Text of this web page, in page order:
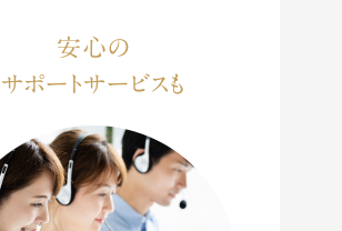
安心の
サポートサービスも